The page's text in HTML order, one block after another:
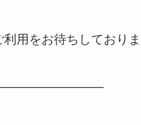
用をお待ちしておりま